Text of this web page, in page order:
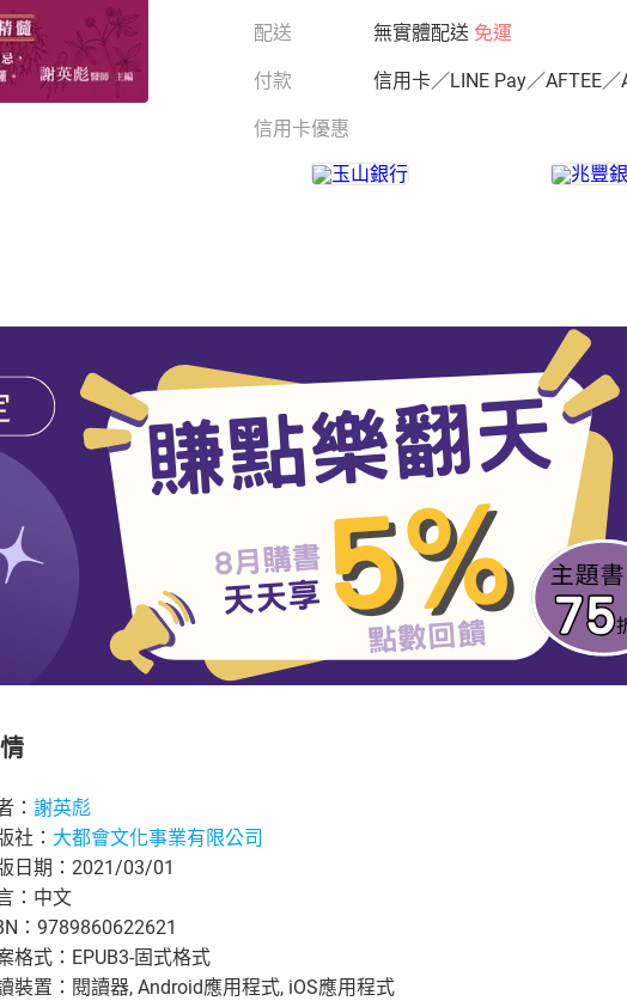
配送 無實體配送 免運
付款 信用卡／LINE Pay／AFTEE／
信用卡優惠
： 謝英彪
社： 大都會文化事業有限公司
日期：2021/03/01
：中文
：9789860622621
格式：EPUB3-固式格式
裝置：閱讀器, Android應用程式, iOS應用程式